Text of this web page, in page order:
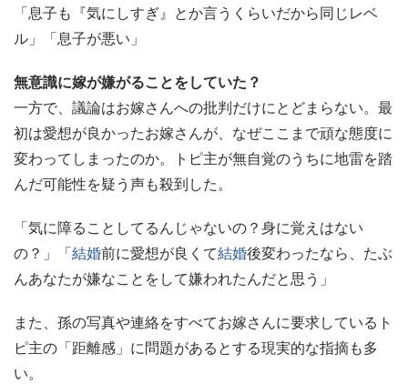
「息子も『気にしすぎ』とか言うくらいだから同じレベ
ル」「息子が悪い」
無意識に嫁が嫌がることをしていた？
一方で、議論はお嫁さんへの批判だけにとどまらない。最
初は愛想が良かったお嫁さんが、なぜここまで頑な態度に
変わってしまったのか。トピ主が無自覚のうちに地雷を踏
んだ可能性を疑う声も殺到した。
「気に障ることしてるんじゃないの？身に覚えはない
の？」「結婚前に愛想が良くて結婚後変わったなら、たぶ
んあなたが嫌なことをして嫌われたんだと思う」
また、孫の写真や連絡をすべてお嫁さんに要求しているト
ピ主の「距離感」に問題があるとする現実的な指摘も多
い。